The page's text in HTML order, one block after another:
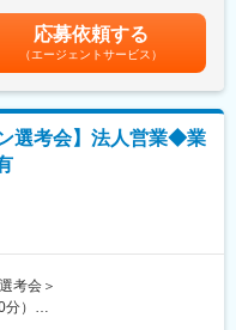
孤独感はなく、週に数回チー
人社員のサポートを実施しチ
です。
される製品（レーザー探査
ストップで提案が可能です）
有
おり、毎年平均60製品の新
特許出願企業のトップ100に
です。
しております。
金■賞与年１回■入社後のイン
（固定給8割）：・700万円
目賃金はあくまでも目安の金
能性があります。月給(月額)は
応募依頼する
（エージェントサービス）
選考会】法人営業◆業
考会＞
）